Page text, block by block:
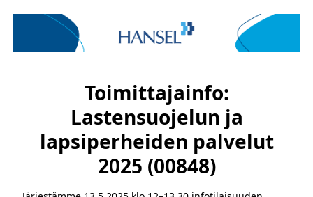
Toimittajainfo:
Lastensuojelun ja
lapsiperheiden palvelut
2025 (00848)